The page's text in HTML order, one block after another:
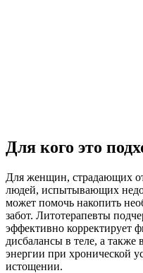
Для кого это
Для женщин, страдающих
людей, испытывающих
может помочь накопить
забот. Литотерапевты
эффективно корректирует
дисбалансы в теле, а также
энергии при хронической
истощении.